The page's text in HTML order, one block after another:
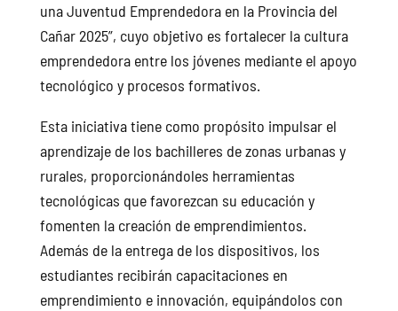
una Juventud Emprendedora en la Provincia del
Cañar 2025”, cuyo objetivo es fortalecer la cultura
emprendedora entre los jóvenes mediante el apoyo
tecnológico y procesos formativos.
Esta iniciativa tiene como propósito impulsar el
aprendizaje de los bachilleres de zonas urbanas y
rurales, proporcionándoles herramientas
tecnológicas que favorezcan su educación y
fomenten la creación de emprendimientos.
Además de la entrega de los dispositivos, los
estudiantes recibirán capacitaciones en
emprendimiento e innovación, equipándolos con